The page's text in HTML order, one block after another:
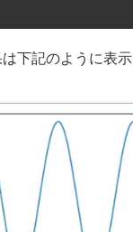
下記のように表示